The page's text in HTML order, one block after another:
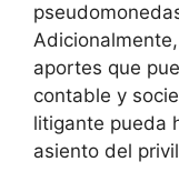
aportes que
contable y
litigante pueda
asiento del